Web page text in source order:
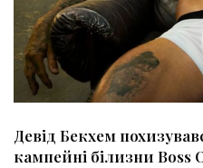
Девід Бекхем
кампейні білизни Boss